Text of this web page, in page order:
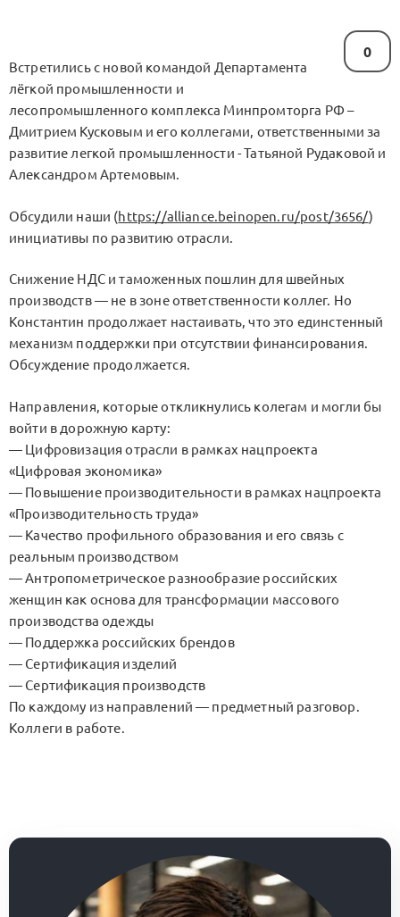
0
Встретились с новой командой Департамента
лёгкой промышленности и
лесопромышленного комплекса Минпромторга РФ –
Дмитрием Кусковым и его коллегами, ответственными за
развитие легкой промышленности - Татьяной Рудаковой и
Александром Артемовым.
Обсудили наши (https://alliance.beinopen.ru/post/3656/)
инициативы по развитию отрасли.
Снижение НДС и таможенных пошлин для швейных
производств — не в зоне ответственности коллег. Но
Константин продолжает настаивать, что это единстенный
механизм поддержки при отсутствии финансирования.
Обсуждение продолжается.
Направления, которые откликнулись колегам и могли бы
войти в дорожную карту:
— Цифровизация отрасли в рамках нацпроекта
«Цифровая экономика»
— Повышение производительности в рамках нацпроекта
«Производительность труда»
— Качество профильного образования и его связь с
реальным производством
— Антропометрическое разнообразие российских
женщин как основа для трансформации массового
производства одежды
— Поддержка российских брендов
— Сертификация изделий
— Сертификация производств
По каждому из направлений — предметный разговор.
Коллеги в работе.